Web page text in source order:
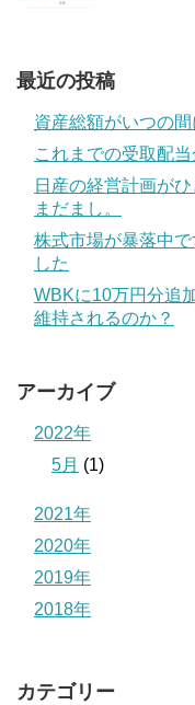
最近の投稿
資産総額がいつの
これまでの受取配
日産の経営計画が
まだまし。
株式市場が暴落中
した
WBKに10万円分追
維持されるのか？
アーカイブ
2022年
5月 (1)
2021年
2020年
2019年
2018年
カテゴリー